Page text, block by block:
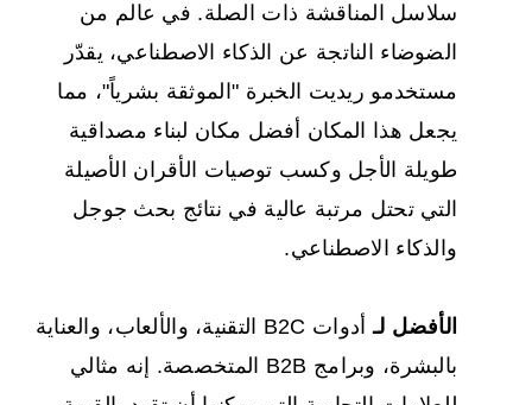
سلاسل المناقشة ذات الصلة. في عالم من
الضوضاء الناتجة عن الذكاء الاصطناعي، يقدّر
مستخدمو ريديت الخبرة "الموثقة بشرياً"، مما
يجعل هذا المكان أفضل مكان لبناء مصداقية
طويلة الأجل وكسب توصيات الأقران الأصيلة
التي تحتل مرتبة عالية في نتائج بحث جوجل
والذكاء الاصطناعي.
الأفضل لـ
أدوات B2C التقنية، والألعاب، والعناية
بالبشرة، وبرامج B2B المتخصصة. إنه مثالي